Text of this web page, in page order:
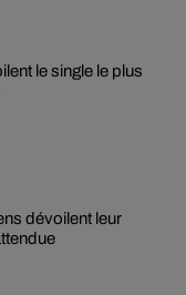
le single le plus
dévoilent leur